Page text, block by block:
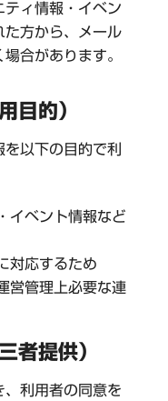
ィ情報・イベン
た方から、メール
合があります。
目的）
以下の目的で利
イベント情報など
対応するため
営管理上必要な連
者提供）
利用者の同意を